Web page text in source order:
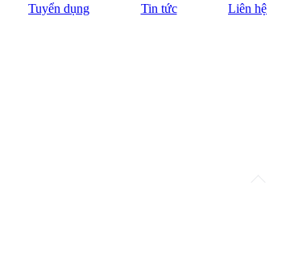
Tuyển dụng Tin tức Liên hệ